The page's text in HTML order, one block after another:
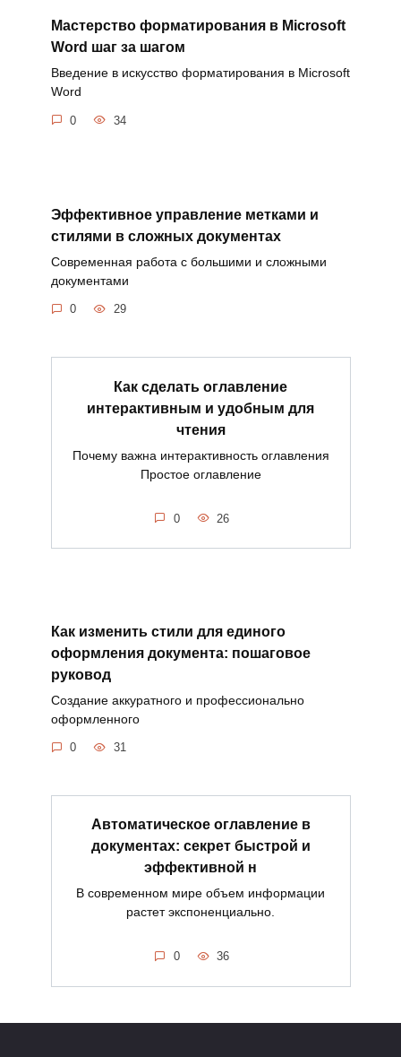
Мастерство форматирования в Microsoft
Word шаг за шагом
Введение в искусство форматирования в Microsoft
Word
0 34
Эффективное управление метками и
стилями в сложных документах
Современная работа с большими и сложными
документами
0 29
Как сделать оглавление
интерактивным и удобным для
чтения
Почему важна интерактивность оглавления
Простое оглавление
0 26
Как изменить стили для единого
оформления документа: пошаговое
руковод
Создание аккуратного и профессионально
оформленного
0 31
Автоматическое оглавление в
документах: секрет быстрой и
эффективной н
В современном мире объем информации
растет экспоненциально.
0 36